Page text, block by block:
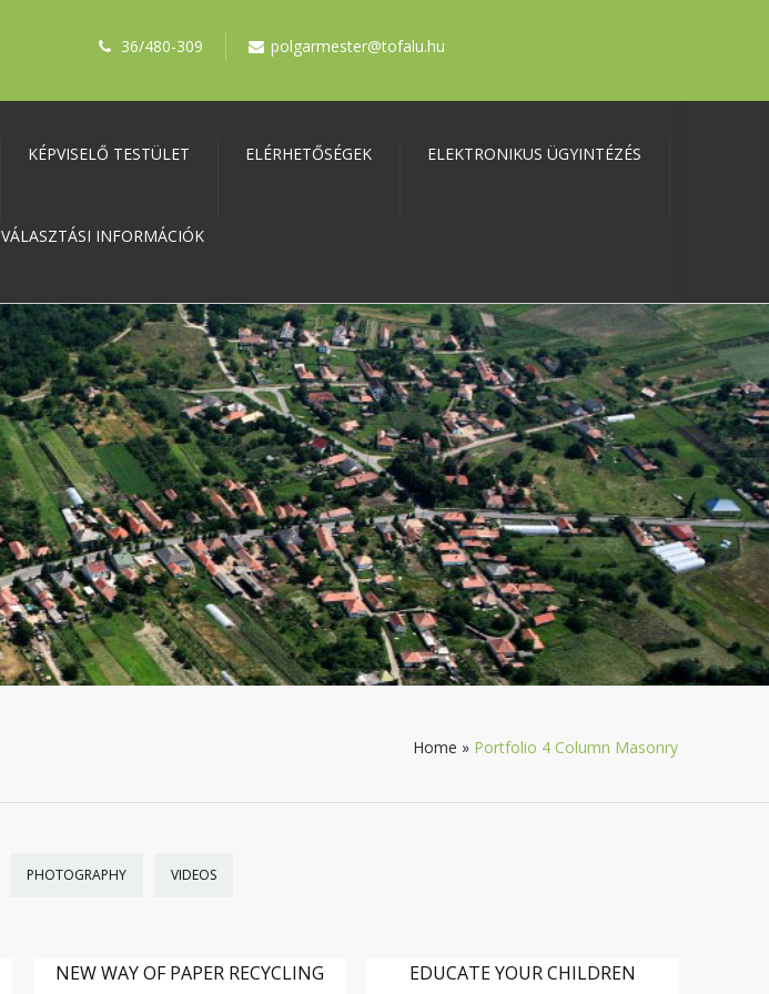
36/480-309 polgarmester@tofalu.hu
KÉPVISELŐ TESTÜLET ELÉRHETŐSÉGEK ELEKTRONIKUS ÜGYINTÉZÉS
VÁLASZTÁSI INFORMÁCIÓK
Home » Portfolio 4 Column Masonry
PHOTOGRAPHY VIDEOS
NEW WAY OF PAPER RECYCLING EDUCATE YOUR CHILDREN